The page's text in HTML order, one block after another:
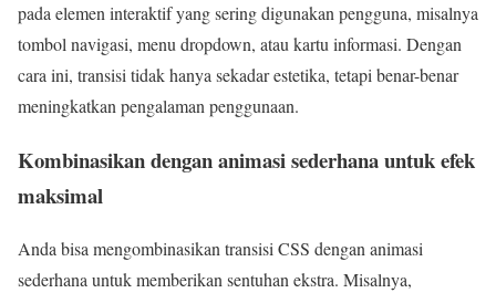
pada elemen interaktif yang sering digunakan pengguna, misalnya
tombol navigasi, menu dropdown, atau kartu informasi. Dengan
cara ini, transisi tidak hanya sekadar estetika, tetapi benar-benar
meningkatkan pengalaman penggunaan.
Kombinasikan dengan animasi sederhana untuk efek
maksimal
Anda bisa mengombinasikan transisi CSS dengan animasi
sederhana untuk memberikan sentuhan ekstra. Misalnya,